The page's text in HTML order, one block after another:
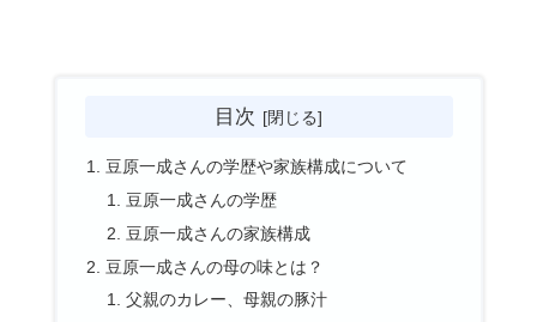
目次
豆原一成さんの学歴や家族構成について
豆原一成さんの学歴
豆原一成さんの家族構成
豆原一成さんの母の味とは？
父親のカレー、母親の豚汁